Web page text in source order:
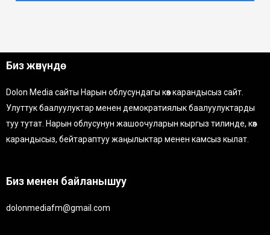
Биз жөнүндө
Dolon Media сайты Нарын облусундагы көз карандысыз сайт.
Улуттук баалуулуктар менен демократиялык баалуулуктарды
туу тутат. Нарын облусунун жашоочуларын кыргыз тилинде, көз
карандысыз, бейтараптуу жаңылыктар менен камсыз кылат.
Биз менен байланышуу
dolonmediafm@gmail.com